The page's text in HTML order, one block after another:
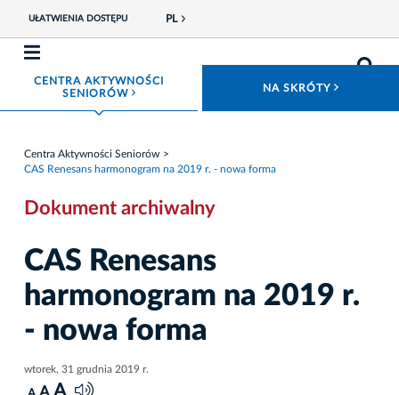
UŁATWIENIA DOSTĘPU PL
CENTRA AKTYWNOŚCI
SENIORÓWROZWIŃ MENU NA SKRÓTY
Centra Aktywności Seniorów
CAS Renesans harmonogram na 2019 r. - nowa forma
Dokument archiwalny
CAS Renesans
harmonogram na 2019 r.
- nowa forma
wtorek, 31 grudnia 2019 r.
A A